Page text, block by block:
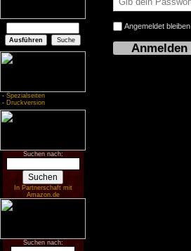
- Spezialseiten
- Druckversion
Suchen nach:
In Partnerschaft mit
Amazon.de
Suchen nach:
Angemeldet bleiben